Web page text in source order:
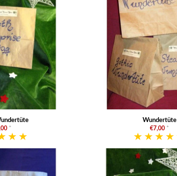
*
Wundertüte
€7,00 *